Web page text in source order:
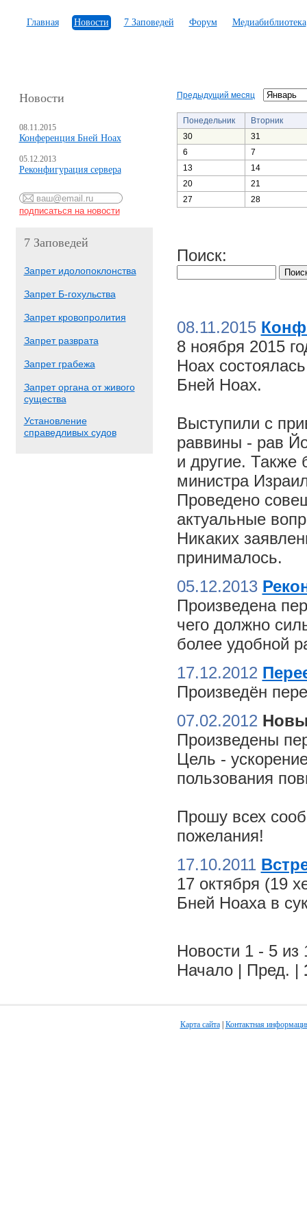
Главная Новости 7 Заповедей Форум Медиабиблиотека
Новости
08.11.2015
Конференция Бней Ноах
05.12.2013
Реконфигурация сервера
7 Заповедей
Запрет идолопоклонства
Запрет Б-гохульства
Запрет кровопролития
Запрет разврата
Запрет грабежа
Запрет органа от живого
существа
Установление
справедливых судов
Предыдущий месяц
Понедельник
Вторник
30
31
6
7
13
14
20
21
27
28
Поиск:
08.11.2015
8 ноября 2015
Ноах
Бней Ноах.
Выступили с
раввины - рав
и другие. Также
министра
Проведено
актуальные
Никаких
принималось.
05.12.2013
Произведена
чего должно
более удобной
17.12.2012
Произведён
07.02.2012
Произведены
Цель -
пользования
Прошу всех
пожелания!
17.10.2011
17 октября (19
Бней Ноаха в
Новости 1 - 5 из
Начало | Пред. |
Карта сайта| Контактная